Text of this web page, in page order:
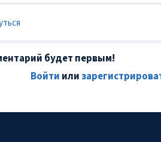
будет первым!
Войти или